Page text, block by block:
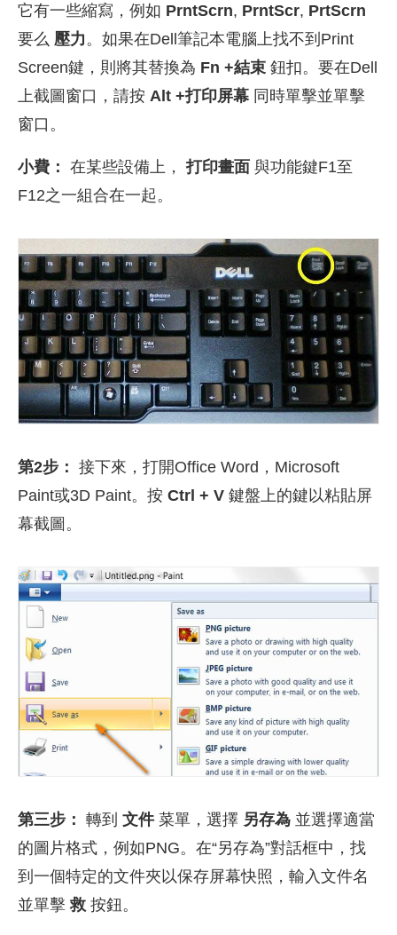
它有一些縮寫，例如 PrntScrn, PrntScr, PrtScrn
要么 壓力 。如果在Dell筆記本電腦上找不到Print
Screen鍵，則將其替換為 Fn +結束 鈕扣。要在Dell
上截圖窗口，請按 Alt +打印屏幕 同時單擊並單擊
窗口。
小費： 在某些設備上，打印畫面 與功能鍵F1至
F12之一組合在一起。
第2步： 接下來，打開Office Word，Microsoft
Paint或3D Paint。按 Ctrl + V 鍵盤上的鍵以粘貼屏
幕截圖。
第三步： 轉到 文件菜單，選擇 另存為 並選擇適當
的圖片格式，例如PNG。在“另存為”對話框中，找
到一個特定的文件夾以保存屏幕快照，輸入文件名
並單擊救 按鈕。